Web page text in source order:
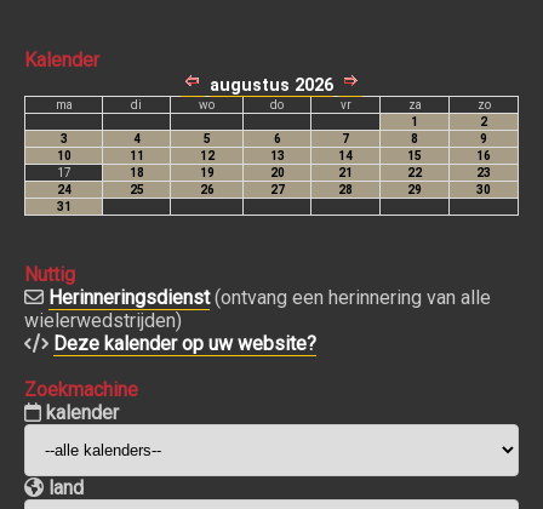
Kalender
Nuttig
Herinneringsdienst(ontvang een herinnering van alle
wielerwedstrijden)
Deze kalender op uw website?
Zoekmachine
kalender
land